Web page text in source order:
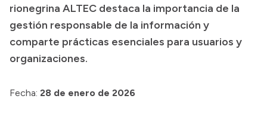
Compras y licitaciones
Consulta de expedientes
Consulta de pago a proveedores
Convocatorias
rionegrina ALTEC destaca la importancia de la
gestión responsable de la información y
comparte prácticas esenciales para usuarios y
organizaciones.
Fecha: 28 de enero de 2026